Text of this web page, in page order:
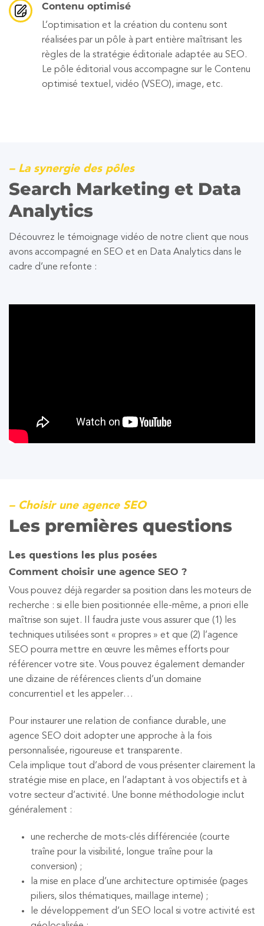
Contenu optimisé
L’optimisation et la création du contenu sont
réalisées par un pôle à part entière maîtrisant les
règles de la stratégie éditoriale adaptée au SEO.
Le pôle éditorial vous accompagne sur le Contenu
optimisé textuel, vidéo (VSEO), image, etc.
– La synergie des pôles
Search Marketing et Data
Analytics
Découvrez le témoignage vidéo de notre client que nous
avons accompagné en SEO et en Data Analytics dans le
cadre d’une refonte :
– Choisir une agence SEO
Les premières questions
Les questions les plus posées
Comment choisir une agence SEO ?
Vous pouvez déjà regarder sa position dans les moteurs de
recherche : si elle bien positionnée elle-même, a priori elle
maîtrise son sujet. Il faudra juste vous assurer que (1) les
techniques utilisées sont « propres » et que (2) l’agence
SEO pourra mettre en œuvre les mêmes efforts pour
référencer votre site. Vous pouvez également demander
une dizaine de références clients d’un domaine
concurrentiel et les appeler…
Pour instaurer une relation de confiance durable, une
agence SEO doit adopter une approche à la fois
personnalisée, rigoureuse et transparente.
Cela implique tout d’abord de vous présenter clairement la
stratégie mise en place, en l’adaptant à vos objectifs et à
votre secteur d’activité. Une bonne méthodologie inclut
généralement :
une recherche de mots-clés différenciée (courte
traîne pour la visibilité, longue traîne pour la
conversion) ;
la mise en place d’une architecture optimisée (pages
piliers, silos thématiques, maillage interne) ;
le développement d’un SEO local si votre activité est